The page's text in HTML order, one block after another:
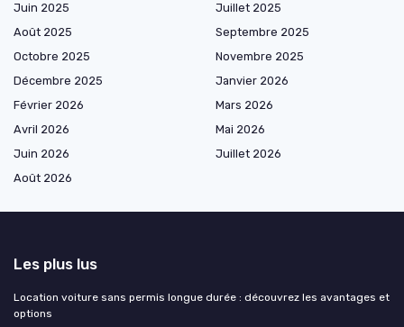
Juin 2025
Juillet 2025
Août 2025
Septembre 2025
Octobre 2025
Novembre 2025
Décembre 2025
Janvier 2026
Février 2026
Mars 2026
Avril 2026
Mai 2026
Juin 2026
Juillet 2026
Août 2026
Les plus lus
Location voiture sans permis longue durée : découvrez les avantages et
options